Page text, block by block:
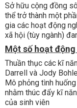
Sở hữu cộng đồng
thể trở thành một
gia các hoạt động
xã hội (tùy ngành)
Một số hoạt
Thuần thục các kĩ
Darrell và Jody Bohle
Mô phỏng tình
nhằm thúc đẩy kĩ
của sinh viên